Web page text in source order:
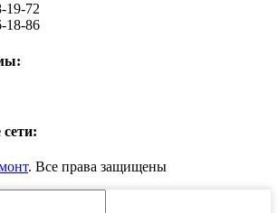
19-72
18-86
. Все права защищены